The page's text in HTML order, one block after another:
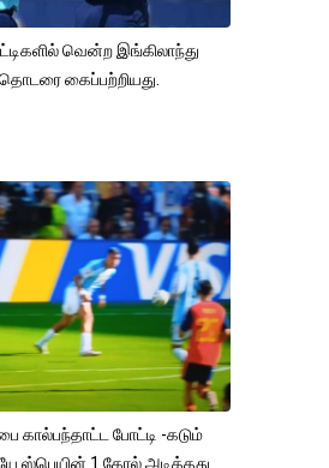
வென்ற இங்கிலாந்து
கைப்பற்றியது.
கால்பந்தாட்ட போட்டி -கடும்
ஸ்பெயின் 1 கோல் அடித்தது.